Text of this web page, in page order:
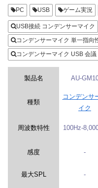
PC USB ゲーム実況
USB接続 コンデンサーマイク
コンデンサーマイク 単一指向
コンデンサーマイク USB 会議
製品名 AU-
種類
コンデンサ
イク
周波数特性 100Hz-
感度 -
最大SPL -